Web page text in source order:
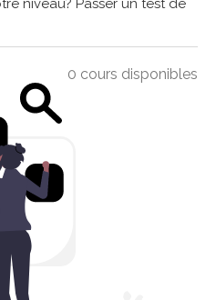
niveau? Passer un test de
0 cours disponibles